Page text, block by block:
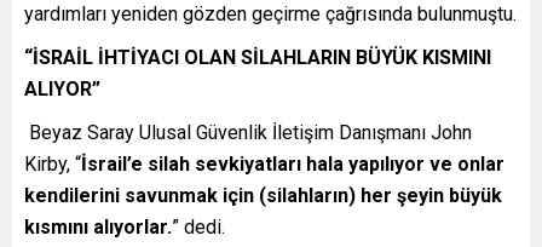
yardımları yeniden gözden geçirme çağrısında bulunmuştu.
“İSRAİL İHTİYACI OLAN SİLAHLARIN BÜYÜK KISMINI
ALIYOR”
Beyaz Saray Ulusal Güvenlik İletişim Danışmanı John
Kirby, “İsrail’e silah sevkiyatları hala yapılıyor ve onlar
kendilerini savunmak için (silahların) her şeyin büyük
kısmını alıyorlar.” dedi.